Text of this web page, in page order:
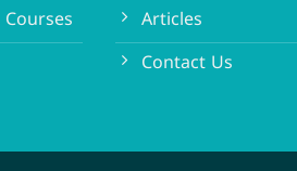
Articles
Contact Us